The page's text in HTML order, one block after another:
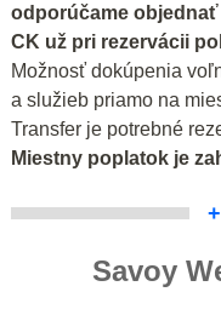
odporúčame
CK už pri rezervácii
Možnosť dokúpenia
a služieb priamo na
Transfer je potrebné
Miestny poplatok je
+
Savoy